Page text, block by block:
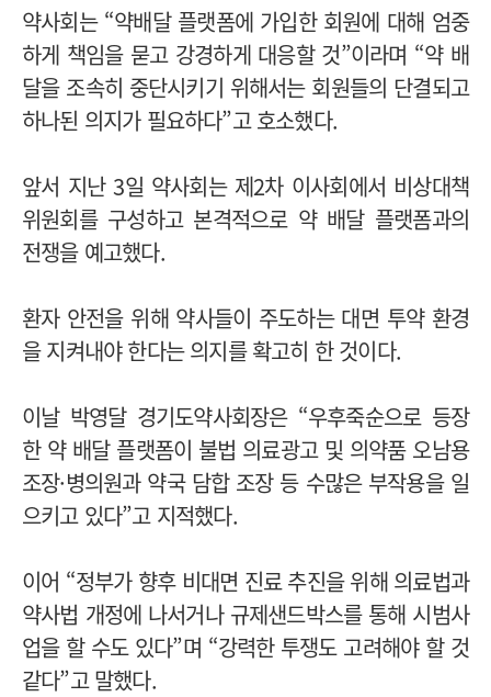
약사회는 “약배달 플랫폼에 가입한 회원에 대해 엄중
하게 책임을 묻고 강경하게 대응할 것”이라며 “약 배
달을 조속히 중단시키기 위해서는 회원들의 단결되고
하나된 의지가 필요하다”고 호소했다.
앞서 지난 3일 약사회는 제2차 이사회에서 비상대책
위원회를 구성하고 본격적으로 약 배달 플랫폼과의
전쟁을 예고했다.
환자 안전을 위해 약사들이 주도하는 대면 투약 환경
을 지켜내야 한다는 의지를 확고히 한 것이다.
이날 박영달 경기도약사회장은 “우후죽순으로 등장
한 약 배달 플랫폼이 불법 의료광고 및 의약품 오남용
조장·병의원과 약국 담합 조장 등 수많은 부작용을 일
으키고 있다”고 지적했다.
이어 “정부가 향후 비대면 진료 추진을 위해 의료법과
약사법 개정에 나서거나 규제샌드박스를 통해 시범사
업을 할 수도 있다”며 “강력한 투쟁도 고려해야 할 것
같다”고 말했다.